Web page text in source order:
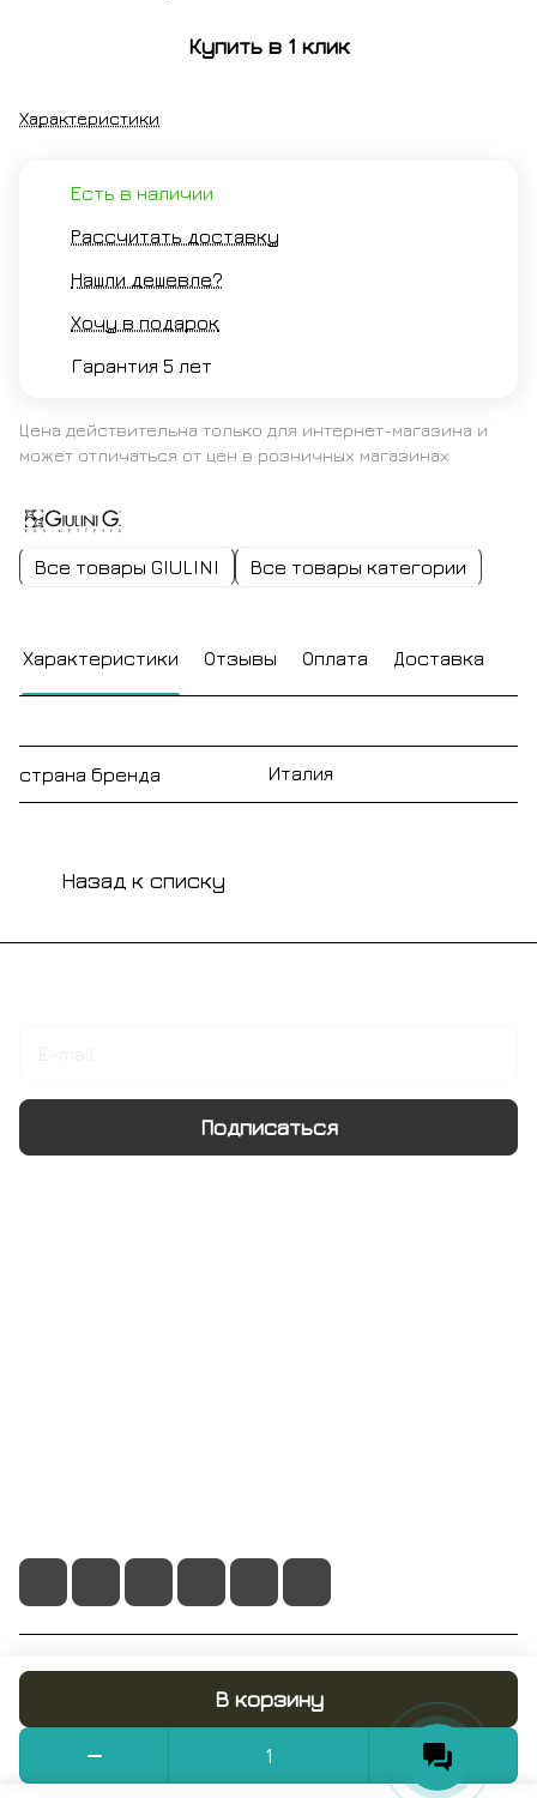
В корзину
Купить в 1 клик
Характеристики
Есть в наличии
Рассчитать доставку
Нашли дешевле?
Хочу в подарок
Гарантия 5 лет
Цена действительна только для интернет-магазина и
может отличаться от цен в розничных магазинах
Все товары GIULINI Все товары категории
Характеристики Отзывы Оплата Доставка
страна бренда Италия
Назад к списку
Подписаться
© 2026 RUMIX.SHOP
Конфиденциальность